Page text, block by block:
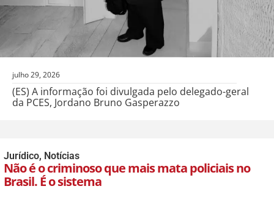
julho 29, 2026
(ES) A informação foi divulgada pelo delegado-geral
da PCES, Jordano Bruno Gasperazzo
Jurídico, Notícias
Não é o criminoso que mais mata policiais no
Brasil. É o sistema